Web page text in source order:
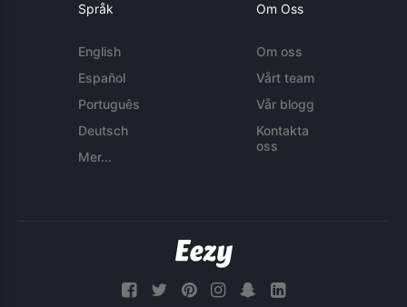
Språk
English
Español
Português
Deutsch
Mer...
Om Oss
Om oss
Vårt team
Vår blogg
Kontakta
oss